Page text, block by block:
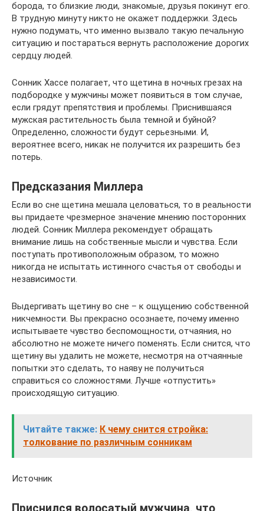
борода, то близкие люди, знакомые, друзья покинут его.
В трудную минуту никто не окажет поддержки. Здесь
нужно подумать, что именно вызвало такую печальную
ситуацию и постараться вернуть расположение дорогих
сердцу людей.
Сонник Хассе полагает, что щетина в ночных грезах на
подбородке у мужчины может появиться в том случае,
если грядут препятствия и проблемы. Приснившаяся
мужская растительность была темной и буйной?
Определенно, сложности будут серьезными. И,
вероятнее всего, никак не получится их разрешить без
потерь.
Предсказания Миллера
Если во сне щетина мешала целоваться, то в реальности
вы придаете чрезмерное значение мнению посторонних
людей. Сонник Миллера рекомендует обращать
внимание лишь на собственные мысли и чувства. Если
поступать противоположным образом, то можно
никогда не испытать истинного счастья от свободы и
независимости.
Выдергивать щетину во сне – к ощущению собственной
никчемности. Вы прекрасно осознаете, почему именно
испытываете чувство беспомощности, отчаяния, но
абсолютно не можете ничего поменять. Если снится, что
щетину вы удалить не можете, несмотря на отчаянные
попытки это сделать, то наяву не получиться
справиться со сложностями. Лучше «отпустить»
происходящую ситуацию.
Читайте также: К чему снится стройка:
толкование по различным сонникам
Источник